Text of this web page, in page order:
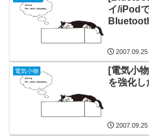
イ/iPod
2007.09.25
電気小物
[電気小
を強化し
2007.09.25